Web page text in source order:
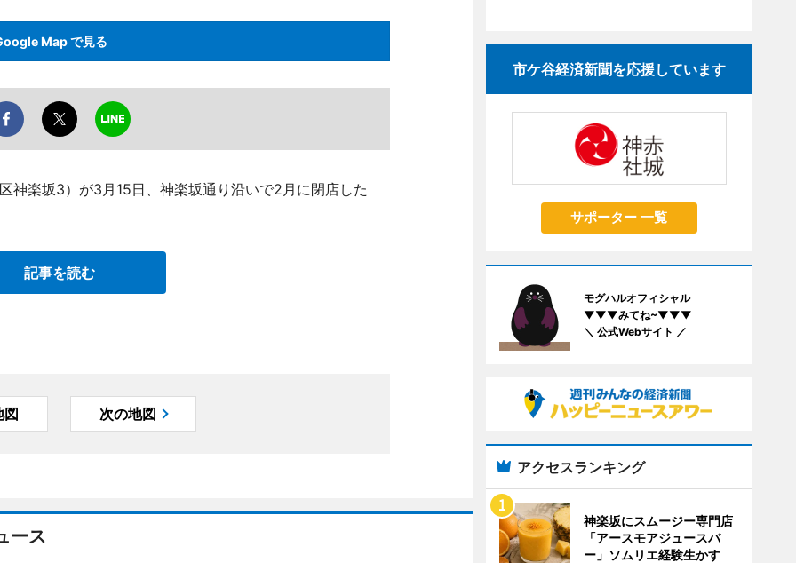
Map で見る
神楽坂3）が3月15日、神楽坂通り沿いで2月に閉店した
記事を読む
図 次の地図
ース
市ケ谷経済新聞を応援しています
サポーター 一覧
モグハルオフィシャル
▼▼▼みてね~▼▼▼
＼ 公式Webサイト ／
アクセスランキング
神楽坂にスムージー専門店
「アースモアジュースバ
ー」ソムリエ経験生かす